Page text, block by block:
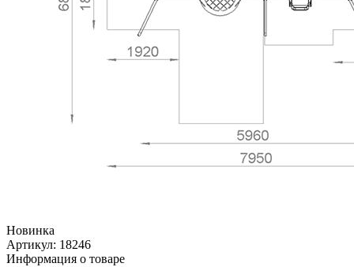
Новинка
Артикул: 18246
Информация о товаре